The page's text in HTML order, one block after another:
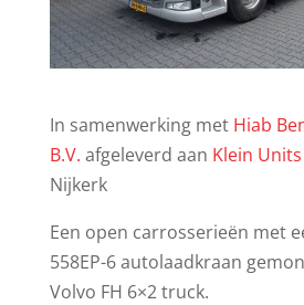
In samenwerking met Hiab
B.V. afgeleverd aan Klein Units
Nijkerk
Een open carrosserieën met
558EP-6 autolaadkraan
Volvo FH 6×2 truck.